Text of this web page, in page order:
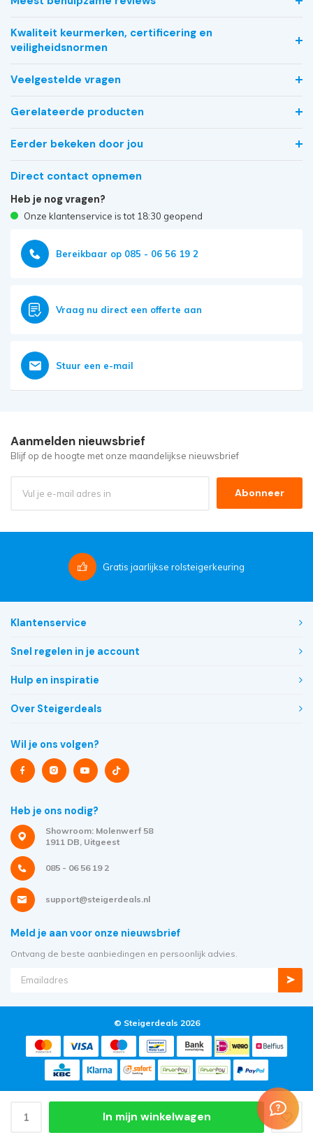
In mijn winkelwagen
Kwaliteit keurmerken, certificering en
veiligheidsnormen
Veelgestelde vragen
Gerelateerde producten
Eerder bekeken door jou
Direct contact opnemen
Heb je nog vragen?
Onze klantenservice is tot 18:30 geopend
Bereikbaar op 085 - 06 56 19 2
Vraag nu direct een offerte aan
Stuur een e-mail
Aanmelden nieuwsbrief
Blijf op de hoogte met onze maandelijkse nieuwsbrief
Abonneer
Gratis jaarlijkse rolsteigerkeuring
Klantenservice
Snel regelen in je account
Hulp en inspiratie
Over Steigerdeals
Wil je ons volgen?
Heb je ons nodig?
Showroom: Molenwerf 58
1911 DB, Uitgeest
085 - 06 56 19 2
support@steigerdeals.nl
Meld je aan voor onze nieuwsbrief
Ontvang de beste aanbiedingen en persoonlijk advies.
© Steigerdeals 2026